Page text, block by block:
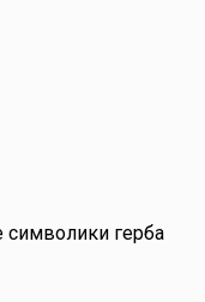
символики герба